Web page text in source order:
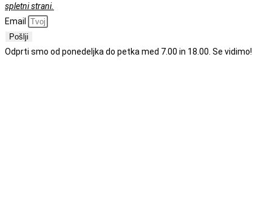
spletni strani.
Email
Pošlji
Odprti smo od ponedeljka do petka med 7.00 in 18.00. Se vidimo!